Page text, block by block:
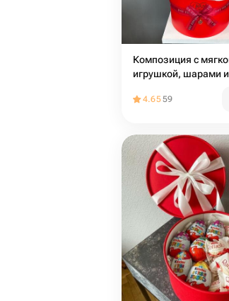
Композиция с мягкой
игрушкой, шарами и
4.6559